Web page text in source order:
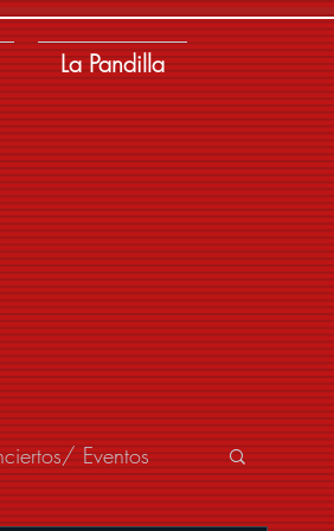
La Pandilla
Eventos